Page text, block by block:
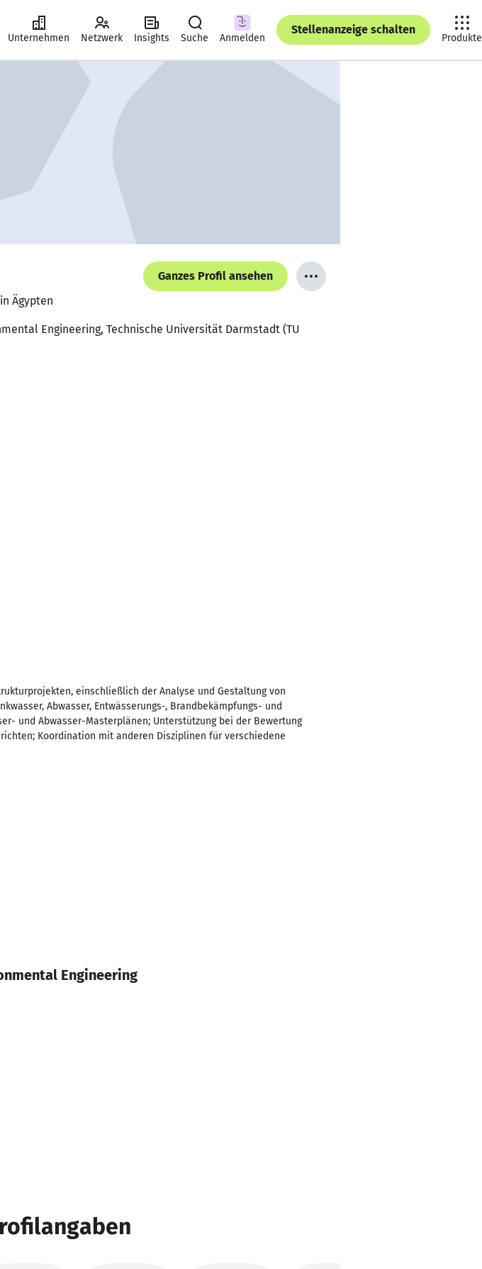
Unternehmen Netzwerk Insights Suche Anmelden
Stellenanzeige schalten
Produkte
Ganzes Profil ansehen
Ägypten
Engineering, Technische Universität Darmstadt (TU
einschließlich der Analyse und Gestaltung von
Abwasser, Entwässerungs-, Brandbekämpfungs- und
und Abwasser-Masterplänen; Unterstützung bei der Bewertung
Koordination mit anderen Disziplinen für verschiedene
Engineering